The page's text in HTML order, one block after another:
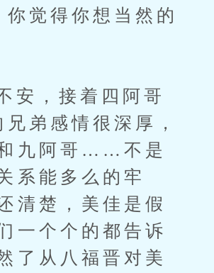
觉得你想当然的
，接着四阿哥
弟感情很深厚，
九阿哥……不是
系能多么的牢
清楚，美佳是假
一个个的都告诉
了从八福晋对美